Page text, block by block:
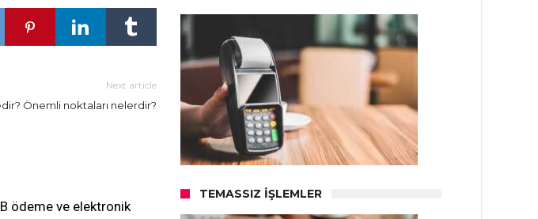
Next article
Önemli noktaları nelerdir?
ödeme ve elektronik
TEMASSIZ İŞLEMLER